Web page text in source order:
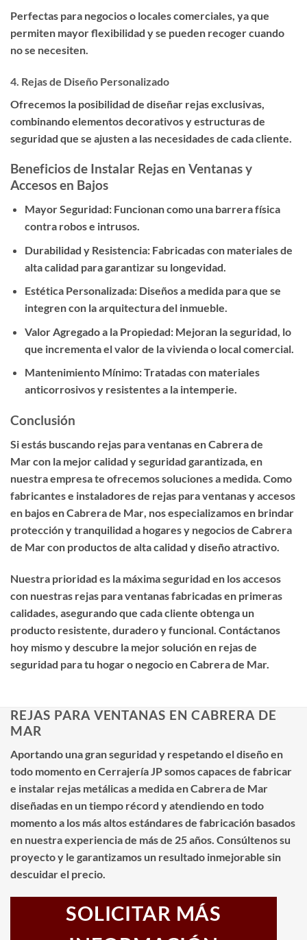
Perfectas para negocios o locales comerciales, ya que
permiten mayor flexibilidad y se pueden recoger cuando
no se necesiten.
4. Rejas de Diseño Personalizado
Ofrecemos la posibilidad de diseñar rejas exclusivas,
combinando elementos decorativos y estructuras de
seguridad que se ajusten a las necesidades de cada cliente.
Beneficios de Instalar Rejas en Ventanas y
Accesos en Bajos
Mayor Seguridad:Funcionan como una barrera física
contra robos e intrusos.
Durabilidad y Resistencia:Fabricadas con materiales de
alta calidad para garantizar su longevidad.
Estética Personalizada:Diseños a medida para que se
integren con la arquitectura del inmueble.
Valor Agregado a la Propiedad:Mejoran la seguridad, lo
que incrementa el valor de la vivienda o local comercial.
Mantenimiento Mínimo:Tratadas con materiales
anticorrosivos y resistentes a la intemperie.
Conclusión
Si estás buscando rejas para ventanas en Cabrera de
Marcon la mejor calidad y seguridad garantizada, en
nuestra empresa te ofrecemos soluciones a medida. Como
fabricantes e instaladores de rejas para ventanas y accesos
en bajos en Cabrera de Mar , nos especializamos en brindar
protección y tranquilidad a hogares y negocios de Cabrera
de Mar con productos de alta calidad y diseño atractivo.
Nuestra prioridad es la máxima seguridad en los accesos
con nuestras rejas para ventanas fabricadas en primeras
calidades , asegurando que cada cliente obtenga un
producto resistente, duradero y funcional. Contáctanos
hoy mismo y descubre la mejor solución en rejas de
seguridad para tu hogar o negocio en Cabrera de Mar.
REJAS PARA VENTANAS EN CABRERA DE
MAR
Aportando una gran seguridad y respetando el diseño en
todo momento en Cerrajería JP somos capaces de fabricar
e instalar rejas metálicas a medida en Cabrera de Mar
diseñadas en un tiempo récord y atendiendo en todo
momento a los más altos estándares de fabricación basados
en nuestra experiencia de más de 25 años. Consúltenos su
proyecto y le garantizamos un resultado inmejorable sin
descuidar el precio.
SOLICITAR MÁS